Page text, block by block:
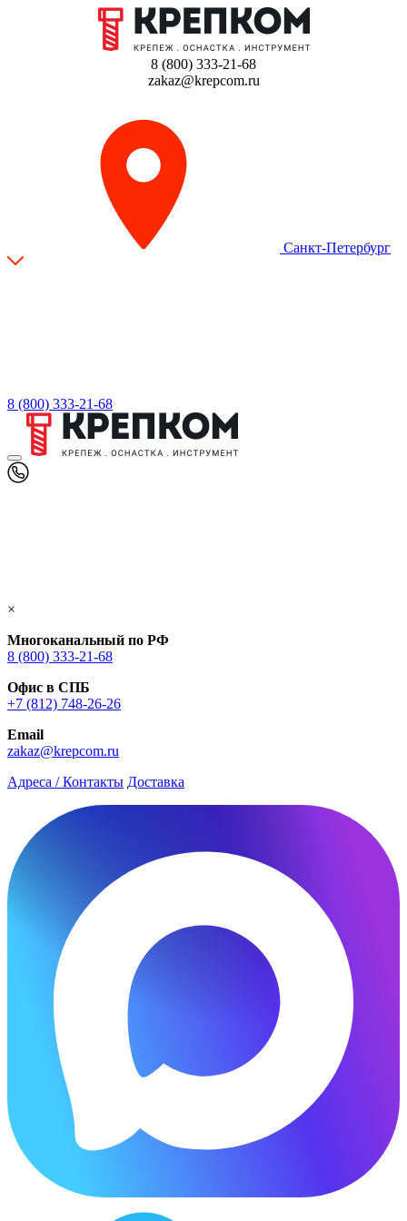
8 (800) 333-21-68
zakaz@krepcom.ru
Санкт-Петербург
8 (800) 333-21-68
×
Многоканальный по РФ
8 (800) 333‑21-68
Офис в СПБ
+7 (812) 748‑26-26
Email
zakaz@krepcom.ru
Адреса / Контакты Доставка